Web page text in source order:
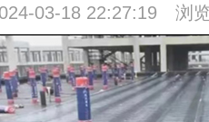
03-18 22:27:19 浏